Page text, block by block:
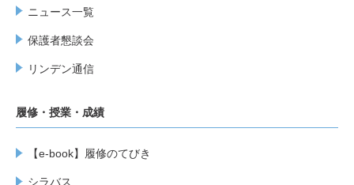
ニュース一覧
保護者懇談会
リンデン通信
履修・授業・成績
【e-book】履修のてびき
シラバス